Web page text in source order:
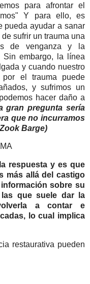
para afrontar el
Y para ello, es
pueda ayudar a sanar
sufrir un trauma una
de venganza y la
embargo, la línea
y cuando nuestro
el trauma puede
y sufrimos un
hacer daño a
gran pregunta sería
que no incurramos
Barge)
la respuesta y es que
más allá del castigo
sobre su
que suele dar la
a contar e
lo cual implica
restaurativa pueden